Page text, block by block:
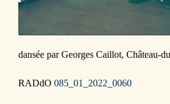
dansée par Georges Caillot, Château-
RADdO 085_01_2022_0060